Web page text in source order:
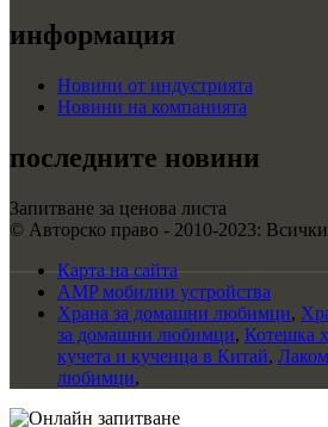
информация
Новини от индустрията
Новини на компанията
последните новини
Запитване за ценова листа
© Авторско право - 2010-2023: Всички
Карта на сайта
AMP мобилни устройства
Храна за домашни любимци,
за домашни любимци, Котешка
кучета и кученца в Китай,
любимци,